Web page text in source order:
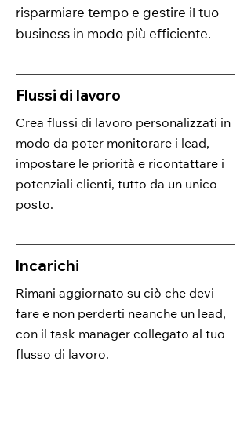
risparmiare tempo e gestire il tuo
business in modo più efficiente.
Flussi di lavoro
Crea flussi di lavoro personalizzati in
modo da poter monitorare i lead,
impostare le priorità e ricontattare i
potenziali clienti, tutto da un unico
posto.
Incarichi
Rimani aggiornato su ciò che devi
fare e non perderti neanche un lead,
con il task manager collegato al tuo
flusso di lavoro.